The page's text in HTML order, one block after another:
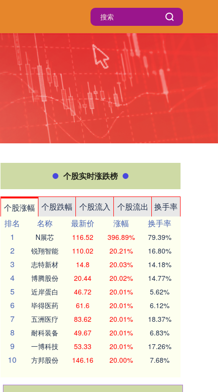
个股实时涨跌榜
个股涨幅 个股跌幅 个股流入 个股流出
换手率
排名
名称 最新价 涨幅
换手率
1
N展芯 116.52 396.89% 79.39%
2 锐翔智能 110.02 20.21% 16.80%
3 志特新材 14.8 20.03% 14.18%
4 博腾股份 20.44 20.02% 14.77%
5 近岸蛋白 46.72 20.01% 5.62%
6 毕得医药 61.6 20.01% 6.12%
7 五洲医疗 83.62 20.01% 18.37%
8 耐科装备 49.67 20.01% 6.83%
9 一博科技 53.33 20.01% 17.26%
10 方邦股份 146.16 20.00% 7.68%